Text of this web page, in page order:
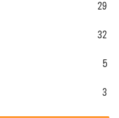
29
32
5
3